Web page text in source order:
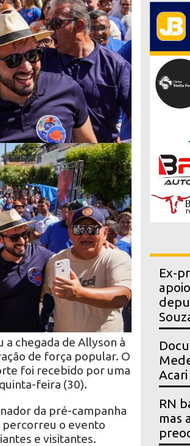
chegada de Allyson à
de força popular. O
foi recebido por uma
feira (30).
da pré-campanha
percorreu o evento
e visitantes.
Ex-
RN
mas